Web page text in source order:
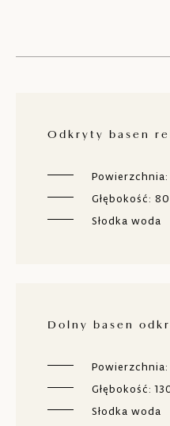
Odkryty basen
Powierzchnia:
Głębokość:
Słodka woda
Dolny basen
Powierzchnia:
Głębokość:
Słodka woda